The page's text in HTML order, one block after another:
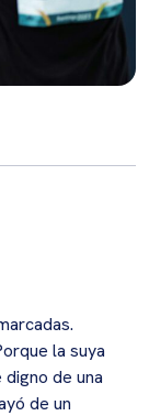
la suya
de una
de un